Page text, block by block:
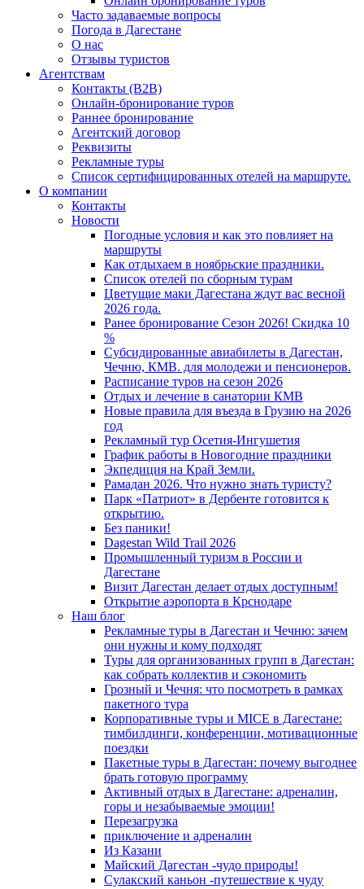
Часто задаваемые вопросы
Погода в Дагестане
О нас
Отзывы туристов
Агентствам
Контакты (B2B)
Онлайн-бронирование туров
Раннее бронирование
Агентский договор
Реквизиты
Рекламные туры
Список сертифицированных отелей на маршруте.
О компании
Контакты
Новости
Погодные условия и как это повлияет на
маршруты
Как отдыхаем в ноябрьские праздники.
Список отелей по сборным турам
Цветущие маки Дагестана ждут вас весной
2026 года.
Ранее бронирование Сезон 2026! Скидка 10
%
Субсидированные авиабилеты в Дагестан,
Чечню, КМВ. для молодежи и пенсионеров.
Расписание туров на сезон 2026
Отдых и лечение в санатории КМВ
Новые правила для въезда в Грузию на 2026
год
Рекламный тур Осетия-Ингушетия
График работы в Новогодние праздники
Экпедиция на Край Земли.
Рамадан 2026. Что нужно знать туристу?
Парк «Патриот» в Дербенте готовится к
открытию.
Без паники!
Dagestan Wild Trail 2026
Промышленный туризм в России и
Дагестане
Визит Дагестан делает отдых доступным!
Открытие аэропорта в Крснодаре
Наш блог
Рекламные туры в Дагестан и Чечню: зачем
они нужны и кому подходят
Туры для организованных групп в Дагестан:
как собрать коллектив и сэкономить
Грозный и Чечня: что посмотреть в рамках
пакетного тура
Корпоративные туры и MICE в Дагестане:
тимбилдинги, конференции, мотивационные
поездки
Пакетные туры в Дагестан: почему выгоднее
брать готовую программу
Активный отдых в Дагестане: адреналин,
горы и незабываемые эмоции!
Перезагрузка
приключение и адреналин
Из Казани
Майский Дагестан -чудо природы!
Сулакский каньон -путешествие к чуду